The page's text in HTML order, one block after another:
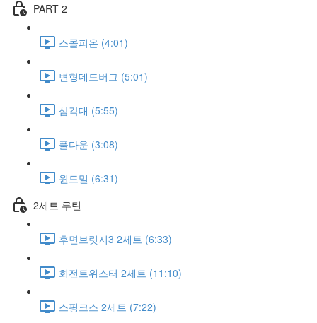
PART 2
스콜피온 (4:01)
변형데드버그 (5:01)
삼각대 (5:55)
풀다운 (3:08)
윈드밀 (6:31)
2세트 루틴
후면브릿지3 2세트 (6:33)
회전트위스터 2세트 (11:10)
스핑크스 2세트 (7:22)